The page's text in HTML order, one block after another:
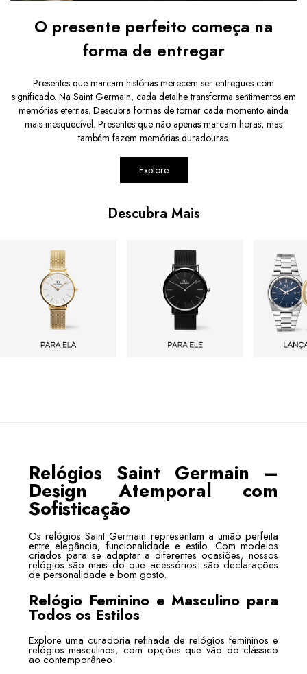
O presente perfeito começa na
forma de entregar
Presentes que marcam histórias merecem ser entregues com
significado. Na Saint Germain, cada detalhe transforma sentimentos em
memórias eternas. Descubra formas de tornar cada momento ainda
mais inesquecível. Presentes que não apenas marcam horas, mas
também fazem memórias duradouras.
Explore
Descubra Mais
Relógios Saint Germain –
Design Atemporal com
Sofisticação
Os relógios Saint Germain representam a união perfeita
entre elegância, funcionalidade e estilo. Com modelos
criados para se adaptar a diferentes ocasiões, nossos
relógios são mais do que acessórios: são declarações
de personalidade e bom gosto.
Relógio Feminino e Masculino para
Todos os Estilos
Explore uma curadoria refinada de relógios femininos e
relógios masculinos, com opções que vão do clássico
ao contemporâneo: